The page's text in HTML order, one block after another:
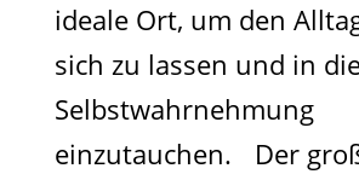
ideale Ort, um den
sich zu lassen und in
Selbstwahrnehmung
einzutauchen. Der